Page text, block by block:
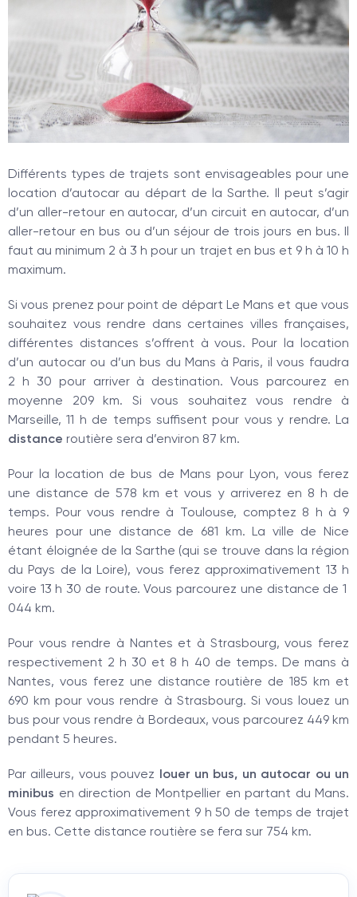
Différents types de trajets sont envisageables pour une
location d’autocar au départ de la Sarthe. Il peut s’agir
d’un aller-retour en autocar, d’un circuit en autocar, d’un
aller-retour en bus ou d’un séjour de trois jours en bus. Il
faut au minimum 2 à 3 h pour un trajet en bus et 9 h à 10 h
maximum.
Si vous prenez pour point de départ Le Mans et que vous
souhaitez vous rendre dans certaines villes françaises,
différentes distances s’offrent à vous. Pour la location
d’un autocar ou d’un bus du Mans à Paris, il vous faudra
2 h 30 pour arriver à destination. Vous parcourez en
moyenne 209 km. Si vous souhaitez vous rendre à
Marseille, 11 h de temps suffisent pour vous y rendre. La
distance routière sera d’environ 87 km.
Pour la location de bus de Mans pour Lyon, vous ferez
une distance de 578 km et vous y arriverez en 8 h de
temps. Pour vous rendre à Toulouse, comptez 8 h à 9
heures pour une distance de 681 km. La ville de Nice
étant éloignée de la Sarthe (qui se trouve dans la région
du Pays de la Loire), vous ferez approximativement 13 h
voire 13 h 30 de route. Vous parcourez une distance de 1
044 km.
Pour vous rendre à Nantes et à Strasbourg, vous ferez
respectivement 2 h 30 et 8 h 40 de temps. De mans à
Nantes, vous ferez une distance routière de 185 km et
690 km pour vous rendre à Strasbourg. Si vous louez un
bus pour vous rendre à Bordeaux, vous parcourez 449 km
pendant 5 heures.
Par ailleurs, vous pouvez louer un bus, un autocar ou un
minibus en direction de Montpellier en partant du Mans.
Vous ferez approximativement 9 h 50 de temps de trajet
en bus. Cette distance routière se fera sur 754 km.